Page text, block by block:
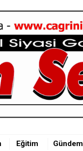
Eğitim Gündem